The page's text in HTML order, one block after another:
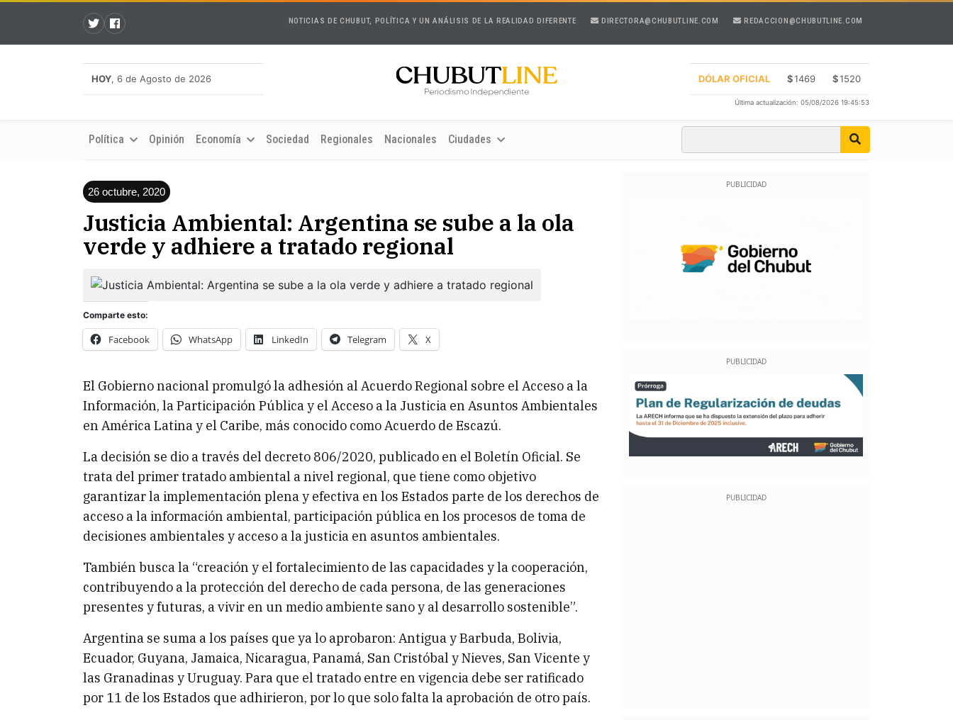
NOTICIAS DE CHUBUT, POLÍTICA Y UN ANÁLISIS DE LA REALIDAD DIFERENTE DIRECTORA@CHUBUTLINE.COM REDACCION@CHUBUTLINE.COM
HOY, 6 de Agosto de 2026 DÓLAR OFICIAL $1469 $1520
Última actualización: 05/08/2026 19:45:53
Política Opinión Economía Sociedad Regionales Nacionales Ciudades
26 octubre, 2020
Justicia Ambiental: Argentina se sube a la ola
verde y adhiere a tratado regional
Comparte esto:
Facebook WhatsApp LinkedIn Telegram X
El Gobierno nacional promulgó la adhesión al Acuerdo Regional sobre el Acceso a la
Información, la Participación Pública y el Acceso a la Justicia en Asuntos Ambientales
en América Latina y el Caribe, más conocido como Acuerdo de Escazú.
La decisión se dio a través del decreto 806/2020, publicado en el Boletín Oficial. Se
trata del primer tratado ambiental a nivel regional, que tiene como objetivo
garantizar la implementación plena y efectiva en los Estados parte de los derechos de
acceso a la información ambiental, participación pública en los procesos de toma de
decisiones ambientales y acceso a la justicia en asuntos ambientales.
También busca la “creación y el fortalecimiento de las capacidades y la cooperación,
contribuyendo a la protección del derecho de cada persona, de las generaciones
presentes y futuras, a vivir en un medio ambiente sano y al desarrollo sostenible”.
Argentina se suma a los países que ya lo aprobaron: Antigua y Barbuda, Bolivia,
Ecuador, Guyana, Jamaica, Nicaragua, Panamá, San Cristóbal y Nieves, San Vicente y
las Granadinas y Uruguay. Para que el tratado entre en vigencia debe ser ratificado
por 11 de los Estados que adhirieron, por lo que solo falta la aprobación de otro país.